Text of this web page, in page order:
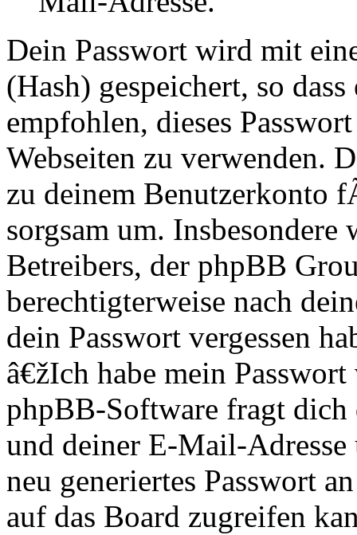
Dein Passwort wird mit
(Hash) gespeichert, so
empfohlen, dieses
Webseiten zu verwenden.
zu deinem Benutzerkonto
sorgsam um.
Betreibers, der phpBB
berechtigterweise nach
dein Passwort vergessen
â€žIch habe mein
phpBB-Software fragt dich
und deiner E-Mail-
neu generiertes Passwort
auf das Board zugreifen